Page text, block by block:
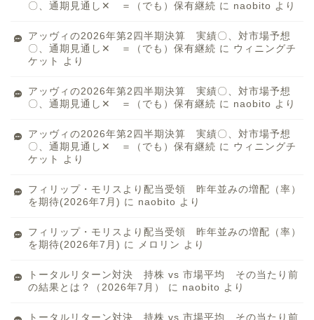
〇、通期見通し✕ ＝（でも）保有継続 に naobito より
アッヴィの2026年第2四半期決算 実績〇、対市場予想
〇、通期見通し✕ ＝（でも）保有継続 に ウィニングチ
ケット
より
アッヴィの2026年第2四半期決算 実績〇、対市場予想
〇、通期見通し✕ ＝（でも）保有継続 に naobito より
アッヴィの2026年第2四半期決算 実績〇、対市場予想
〇、通期見通し✕ ＝（でも）保有継続 に ウィニングチ
ケット
より
フィリップ・モリスより配当受領 昨年並みの増配（率）
を期待(2026年7月) に naobito より
フィリップ・モリスより配当受領 昨年並みの増配（率）
を期待(2026年7月) に メロリン より
トータルリターン対決 持株 vs 市場平均 その当たり前
の結果とは？（2026年7月）
に naobito より
トータルリターン対決 持株 vs 市場平均 その当たり前